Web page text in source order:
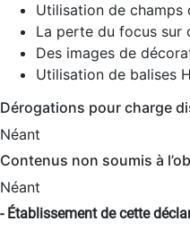
Utilisation de champs
La perte du focus sur
Des images de
Utilisation de balises
Dérogations pour charge
Néant
Contenus non soumis à
Néant
- Établissement de cette